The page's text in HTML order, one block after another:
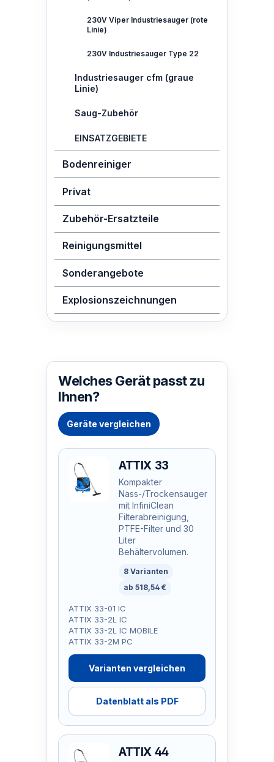
230V Viper Industriesauger (rote
Linie)
230V Industriesauger Type 22
Industriesauger cfm (graue
Linie)
Saug-Zubehör
EINSATZGEBIETE
Bodenreiniger
Privat
Zubehör-Ersatzteile
Reinigungsmittel
Sonderangebote
Explosionszeichnungen
Welches Gerät passt zu
Ihnen?
Geräte vergleichen
ATTIX 33
Kompakter
Nass-/Trockensauger
mit InfiniClean
Filterabreinigung,
PTFE-Filter und 30
Liter
Behältervolumen.
8 Varianten
ab 518,54 €
ATTIX 33-01 IC
ATTIX 33-2L IC
ATTIX 33-2L IC MOBILE
ATTIX 33-2M PC
Varianten vergleichen
Datenblatt als PDF
ATTIX 44